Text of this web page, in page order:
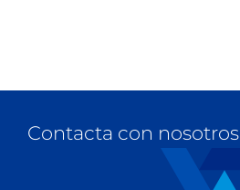
Contacta con nosotros